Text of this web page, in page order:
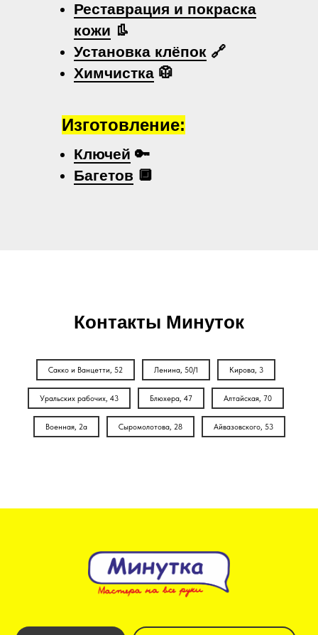
Реставрация и покраска
кожи 👢
Установка клёпок 🔗
Химчистка 🥼
Ключей 🔑
Багетов 🔲
Изготовление:
Контакты Минуток
Сакко и Ванцетти, 52 Ленина, 50/1 Кирова, 3
Уральских рабочих, 43 Блюхера, 47 Алтайская, 70
Военная, 2а Сыромолотова, 28 Айвазовского, 53